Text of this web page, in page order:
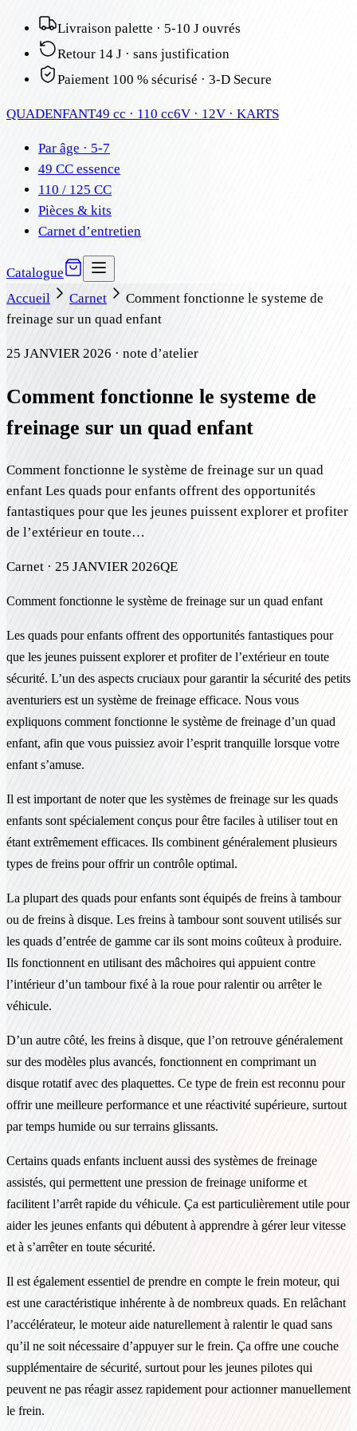
Livraison palette · 5-10 J ouvrés
Retour 14 J · sans justification
Paiement 100 % sécurisé · 3-D Secure
QUADENFANT49 cc · 110 cc6V · 12V · KARTS
Par âge · 5-7
49 CC essence
110 / 125 CC
Pièces & kits
Carnet d’entretien
Catalogue
Accueil
Carnet
Comment fonctionne le systeme de
freinage sur un quad enfant
25 JANVIER 2026 · note d’atelier
Comment fonctionne le systeme de
freinage sur un quad enfant
Comment fonctionne le système de freinage sur un quad
enfant Les quads pour enfants offrent des opportunités
fantastiques pour que les jeunes puissent explorer et profiter
de l’extérieur en toute…
Carnet · 25 JANVIER 2026QE
Comment fonctionne le système de freinage sur un quad enfant
Les quads pour enfants offrent des opportunités fantastiques pour
que les jeunes puissent explorer et profiter de l’extérieur en toute
sécurité. L’un des aspects cruciaux pour garantir la sécurité des petits
aventuriers est un système de freinage efficace. Nous vous
expliquons comment fonctionne le système de freinage d’un quad
enfant, afin que vous puissiez avoir l’esprit tranquille lorsque votre
enfant s’amuse.
Il est important de noter que les systèmes de freinage sur les quads
enfants sont spécialement conçus pour être faciles à utiliser tout en
étant extrêmement efficaces. Ils combinent généralement plusieurs
types de freins pour offrir un contrôle optimal.
La plupart des quads pour enfants sont équipés de freins à tambour
ou de freins à disque. Les freins à tambour sont souvent utilisés sur
les quads d’entrée de gamme car ils sont moins coûteux à produire.
Ils fonctionnent en utilisant des mâchoires qui appuient contre
l’intérieur d’un tambour fixé à la roue pour ralentir ou arrêter le
véhicule.
D’un autre côté, les freins à disque, que l’on retrouve généralement
sur des modèles plus avancés, fonctionnent en comprimant un
disque rotatif avec des plaquettes. Ce type de frein est reconnu pour
offrir une meilleure performance et une réactivité supérieure, surtout
par temps humide ou sur terrains glissants.
Certains quads enfants incluent aussi des systèmes de freinage
assistés, qui permettent une pression de freinage uniforme et
facilitent l’arrêt rapide du véhicule. Ça est particulièrement utile pour
aider les jeunes enfants qui débutent à apprendre à gérer leur vitesse
et à s’arrêter en toute sécurité.
Il est également essentiel de prendre en compte le frein moteur, qui
est une caractéristique inhérente à de nombreux quads. En relâchant
l’accélérateur, le moteur aide naturellement à ralentir le quad sans
qu’il ne soit nécessaire d’appuyer sur le frein. Ça offre une couche
supplémentaire de sécurité, surtout pour les jeunes pilotes qui
peuvent ne pas réagir assez rapidement pour actionner manuellement
le frein.